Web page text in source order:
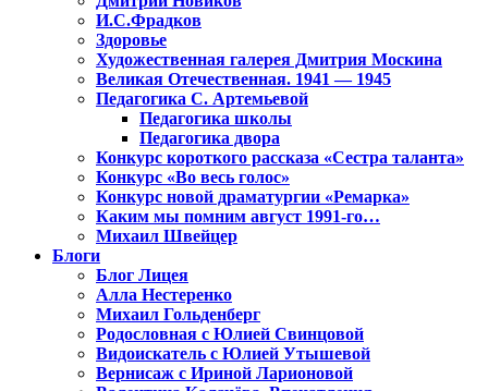
И.С.Фрадков
Здоровье
Художественная галерея Дмитрия Москина
Великая Отечественная. 1941 — 1945
Педагогика С. Артемьевой
Педагогика школы
Педагогика двора
Конкурс короткого рассказа «Сестра таланта»
Конкурс «Во весь голос»
Конкурс новой драматургии «Ремарка»
Каким мы помним август 1991-го…
Михаил Швейцер
Блоги
Блог Лицея
Алла Нестеренко
Михаил Гольденберг
Родословная с Юлией Свинцовой
Видоискатель с Юлией Утышевой
Вернисаж с Ириной Ларионовой